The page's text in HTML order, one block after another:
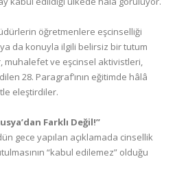
öğretmenlere eşcinselliği
ya da konuyla ilgili belirsiz bir tutum
muhalefet ve eşcinsel aktivistleri,
28. Paragraf’ının eğitimde hâlâ
eleştirdiler.
Farklı Değil!”
gece yapılan açıklamada cinsellik
“kabul edilemez” olduğu